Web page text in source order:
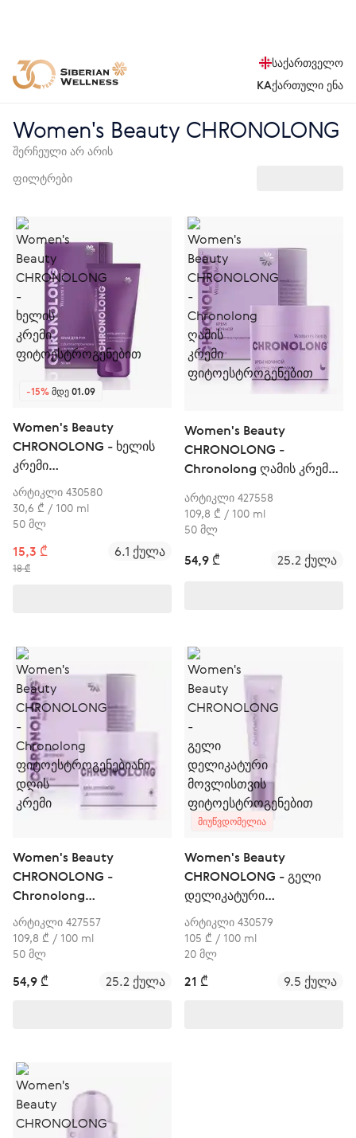
საქართველო
KAქართული ენა
Women's Beauty CHRONOLONG
შერჩეული არ არის
ფილტრები
-15%ᲛᲓᲔ 01.09
Women's Beauty
CHRONOLONG - ხელის
კრემი
ფიტოესტროგენებით
არტიკლი 430580
30,6 ₾ / 100 ml
50 მლ
15,3 ₾
18 ₾
6.1 ქულა
Women's Beauty
CHRONOLONG -
Chronolong ღამის კრემი
არტიკლი 427558
109,8 ₾ / 100 ml
50 მლ
54,9 ₾ 25.2 ქულა
Women's Beauty
CHRONOLONG -
Chronolong
ფიტოესტროგენებიანი
დღის კრემი
არტიკლი 427557
109,8 ₾ / 100 ml
50 მლ
54,9 ₾ 25.2 ქულა
ᲛᲘᲣᲬᲕᲓᲝᲛᲔᲚᲘᲐ
Women's Beauty
CHRONOLONG - გელი
დელიკატური
მოვლისთვის
ფიტოესტროგენებით
არტიკლი 430579
105 ₾ / 100 ml
20 მლ
21 ₾ 9.5 ქულა